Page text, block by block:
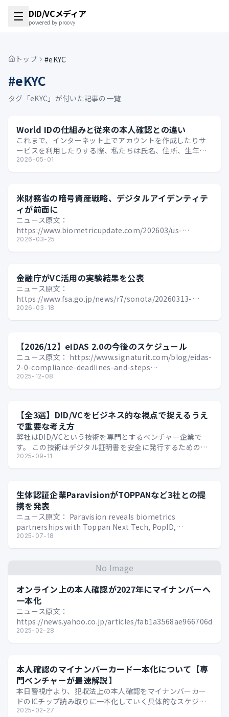
DID/VCメディア
powered by proovy
トップ #eKYC
#eKYC
タグ「eKYC 」が付いた記事の一覧
World IDの仕組みと従来の本人確認との違い
これまで、インターネット上でアカウントを作成したりサ
ービスを利用したりする際、私たちは氏名、住所、生年月
日といった個人情報（PII：Personally Ide…
2026-05-01
米財務省の暗号資産戦略、デジタルアイデンティテ
ィが前面に
ニュース原文：
https://www.biometricupdate.com/202603/us-
treasurys-crypto-playbook-puts…
2026-03-25
金融庁がVC活用の実験結果を公表
ニュース原文：
https://www.fsa.go.jp/news/r7/sonota/20260313-
01/20260313-01.html 金融庁は20…
2026-03-18
【2026/12】eIDAS 2.0の今後のスケジュール
ニュース原文： https://www.signaturit.com/blog/eidas-
2-0-compliance-deadlines-and-steps…
2025-12-08
【全3選】DID/VCをビジネス的な視点で捉えるうえ
で重要な考え方
弊社はDID/VCという技術を専門とするベンチャー企業で
す。 この技術はデジタル証明書を安全に発行するための技
術規格となっており、その仕様はオープンに公開されて…
2025-09-11
生体認証企業ParavisionがTOPPANなど3社との提
携を発表
ニュース原文： Paravision reveals biometrics
partnerships with Toppan Next Tech, PopID,…
2025-07-18
No Image
オンライン上の本人確認が2027年にマイナンバーへ
一本化
ニュース原文：
https://news.yahoo.co.jp/articles/
2025-02-28
本人確認のマイナンバーカード一本化について【専
門ベンチャーが最速解説】
本日警視庁より、犯収法上の本人確認をマイナンバーカー
ドのICチップ読み取りに一本化していく具体的なスケジュ
ールが公開されました。（ 参考 ） 2025/2/28…
2025-02-27